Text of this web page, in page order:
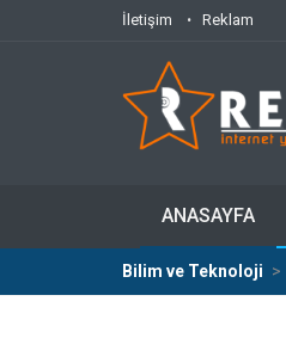
İletişim Reklam
ANASAYFA
Bilim ve Teknoloji